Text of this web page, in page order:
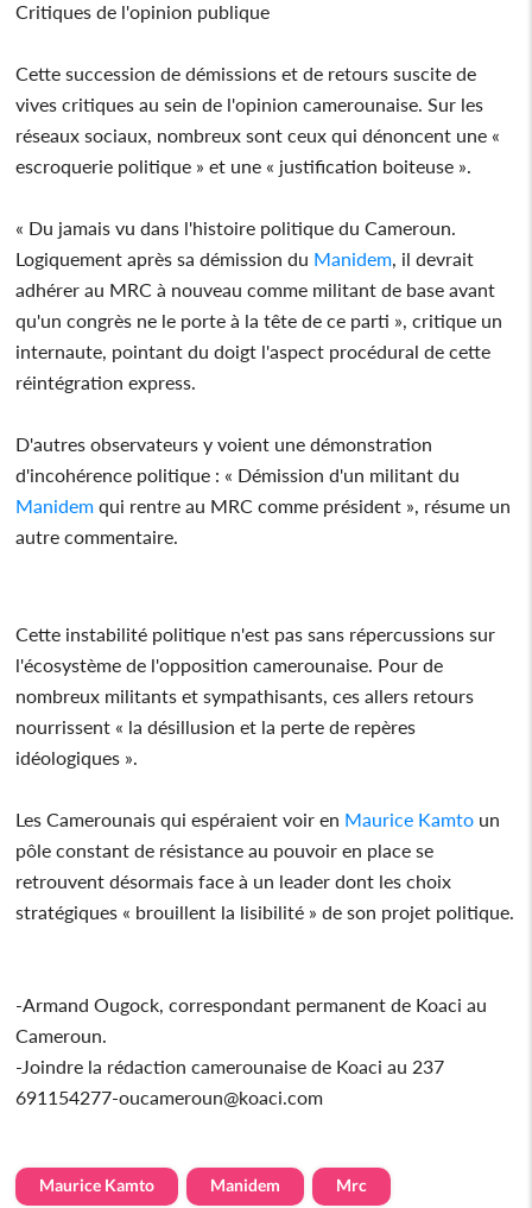
Critiques de l'opinion publique
Cette succession de démissions et de retours suscite de
vives critiques au sein de l'opinion camerounaise. Sur les
réseaux sociaux, nombreux sont ceux qui dénoncent une «
escroquerie politique » et une « justification boiteuse ».
« Du jamais vu dans l'histoire politique du Cameroun.
Logiquement après sa démission du Manidem, il devrait
adhérer au MRC à nouveau comme militant de base avant
qu'un congrès ne le porte à la tête de ce parti », critique un
internaute, pointant du doigt l'aspect procédural de cette
réintégration express.
D'autres observateurs y voient une démonstration
d'incohérence politique : « Démission d'un militant du
Manidem qui rentre au MRC comme président », résume un
autre commentaire.
Cette instabilité politique n'est pas sans répercussions sur
l'écosystème de l'opposition camerounaise. Pour de
nombreux militants et sympathisants, ces allers retours
nourrissent « la désillusion et la perte de repères
idéologiques ».
Les Camerounais qui espéraient voir en Maurice Kamto un
pôle constant de résistance au pouvoir en place se
retrouvent désormais face à un leader dont les choix
stratégiques « brouillent la lisibilité » de son projet politique.
-Armand Ougock, correspondant permanent de Koaci au
Cameroun.
-Joindre la rédaction camerounaise de Koaci au 237
691154277-oucameroun@koaci.com
Maurice Kamto Manidem Mrc